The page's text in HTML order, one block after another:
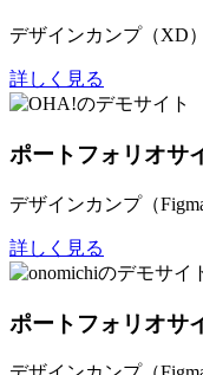
デザインカンプ（XD
詳しく見る
ポートフォリオサ
デザインカンプ（
詳しく見る
ポートフォリオサ